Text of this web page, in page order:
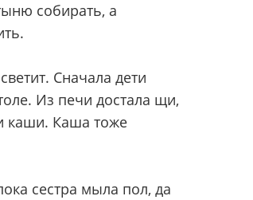
собирать, а
Сначала дети
Из печи достала щи,
каши. Каша тоже
сестра мыла пол, да